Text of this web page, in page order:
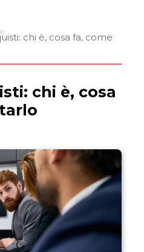
chi è, cosa fa, come
chi è, cosa